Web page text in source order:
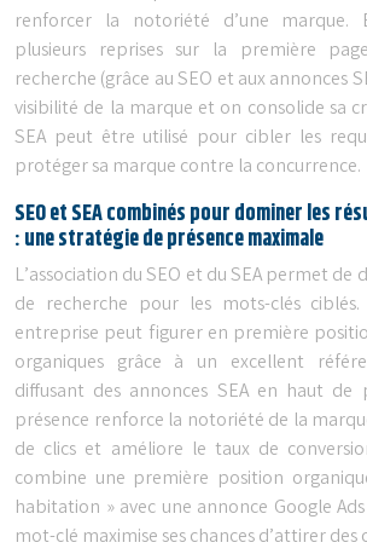
renforcer la notoriété d’une marque.
plusieurs reprises sur la première
recherche (grâce au SEO et aux annonces
visibilité de la marque et on consolide sa
SEA peut être utilisé pour cibler les
protéger sa marque contre la concurrence.
SEO et SEA combinés pour dominer les
: une stratégie de présence maximale
L’association du SEO et du SEA permet
de recherche pour les mots-clés
entreprise peut figurer en première
organiques grâce à un excellent
diffusant des annonces SEA en haut de
présence renforce la notoriété de la
de clics et améliore le taux de
combine une première position
habitation » avec une annonce Google
mot-clé maximise ses chances d’attirer